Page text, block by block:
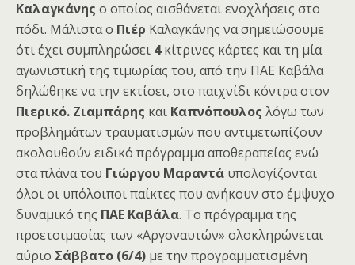
Καλαγκάνης ο οποίος αισθάνεται ενοχλήσεις στο
πόδι. Μάλιστα ο Πιέρ Καλαγκάνης να σημειώσουμε
ότι έχει συμπληρώσει 4κίτρινες κάρτες και τη μία
αγωνιστική της τιμωρίας του, από την ΠΑΕ Καβάλα
δηλώθηκε να την εκτίσει, στο παιχνίδι κόντρα στον
Πιερικό. Ζιαμπάρης και Καπνόπουλος λόγω των
προβλημάτων τραυματισμών που αντιμετωπίζουν
ακολουθούν ειδικό πρόγραμμα αποθεραπείας ενώ
στα πλάνα του Γιώργου Μαραντά υπολογίζονται
όλοι οι υπόλοιποι παίκτες που ανήκουν στο έμψυχο
δυναμικό της ΠΑΕ Καβάλα. Το πρόγραμμα της
προετοιμασίας των «Αργοναυτών» ολοκληρώνεται
αύριο Σάββατο (6/4) με την προγραμματισμένη